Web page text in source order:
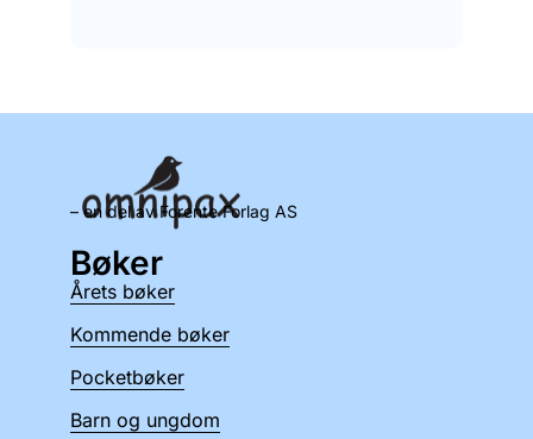
– en del av Forente Forlag AS
Bøker
Årets bøker
Kommende bøker
Pocketbøker
Barn og ungdom